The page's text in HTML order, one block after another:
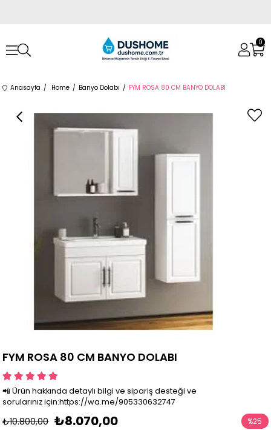
0
Anasayfa Home Banyo Dolabı FYM ROSA 80 CM BANYO DOLABI
FYM ROSA 80 CM BANYO DOLABI
📲 Ürün hakkında detaylı bilgi ve sipariş desteği ve
sorularınız için:https://wa.me/905330632747
₺10.800,00 ₺8.070,00 %25